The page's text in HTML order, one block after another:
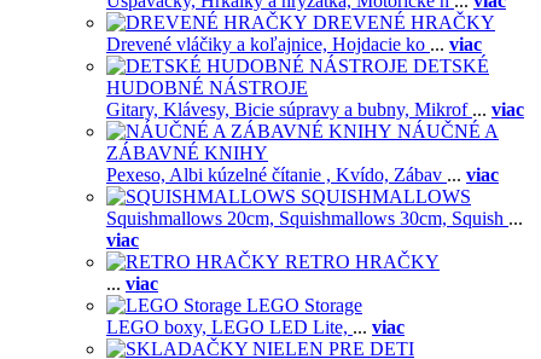
DREVENÉ HRAČKY
Drevené vláčiky a koľajnice, Hojdacie ko ... viac
DETSKÉ
HUDOBNÉ NÁSTROJE
Gitary, Klávesy, Bicie súpravy a bubny, Mikrof ... viac
NÁUČNÉ A
ZÁBAVNÉ KNIHY
Pexeso, Albi kúzelné čítanie , Kvído, Zábav ... viac
SQUISHMALLOWS
Squishmallows 20cm, Squishmallows 30cm, Squish ...
viac
RETRO HRAČKY
... viac
LEGO Storage
LEGO boxy, LEGO LED Lite, ... viac